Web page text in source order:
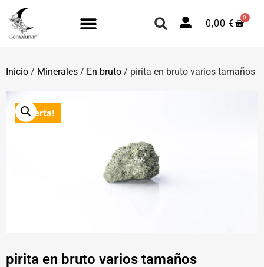
0,00 €
0
Inicio / Minerales / En bruto / pirita en bruto varios tamaños
¡Oferta!
pirita en bruto varios tamaños